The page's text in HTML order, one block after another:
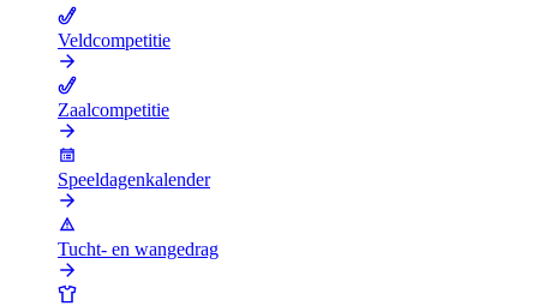
Veldcompetitie
Zaalcompetitie
Speeldagenkalender
Tucht- en wangedrag